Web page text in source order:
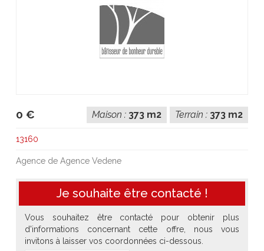
0 € Terrain : 373 m2
Maison : 373 m2
13160
Agence de Agence Vedene
Je souhaite être contacté !
Vous souhaitez être contacté pour obtenir plus
d'informations concernant cette offre, nous vous
invitons à laisser vos coordonnées ci-dessous.